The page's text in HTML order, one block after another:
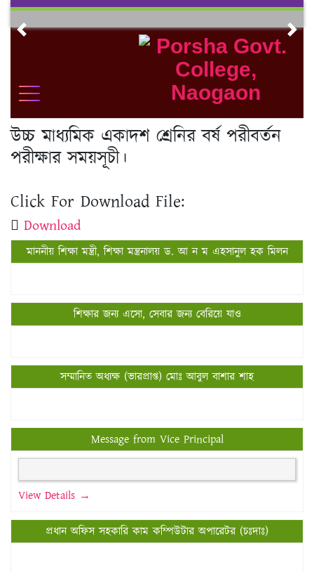
Skip
contentPrevious
উচ্চ মাধ্যমিক একাদশ শ্রেনির বর্ষ পরীবর্তন
পরীক্ষার সময়সূচী।
Click For Download File:
Download
মাননীয় শিক্ষা মন্ত্রী, শিক্ষা মন্ত্রনালয় ড. আ ন ম এহসানুল হক মিলন
শিক্ষার জন্য এসো, সেবার জন্য বেরিয়ে যাও
সম্মানিত অধ্যক্ষ (ভারপ্রাপ্ত) মোঃ আবুল বাশার শাহ
Message from Vice Principal
View Details →
প্রধান অফিস সহকারি কাম কম্পিউটার অপারেটর (চঃদাঃ)